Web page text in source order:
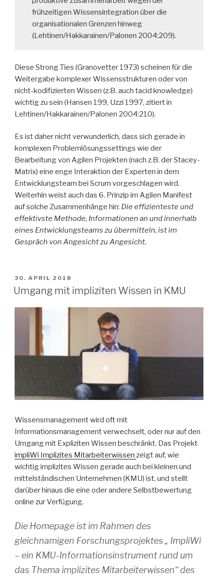
frühzeitigen Wissensintegration über die
organisationalen Grenzen hinweg
(Lehtinen/Hakkarainen/Palonen 2004:209).
Diese Strong Ties (Granovetter 1973) scheinen für die
Weitergabe komplexer Wissensstrukturen oder von
nicht-kodifizierten Wissen (z.B. auch tacid knowledge)
wichtig zu sein (Hansen 199, Uzzi 1997, zitiert in
Lehtinen/Hakkarainen/Palonen 2004:210).
Es ist daher nicht verwunderlich, dass sich gerade in
komplexen Problemlösungssettings wie der
Bearbeitung von Agilen Projekten (nach z.B. der Stacey-
Matrix) eine enge Interaktion der Experten in dem
Entwicklungsteam bei Scrum vorgeschlagen wird.
Weiterhin weist auch das 6. Prinzip im Agilen Manifest
auf solche Zusammenhänge hin: Die effizienteste und
effektivste Methode, Informationen an und innerhalb
eines Entwicklungsteams zu übermitteln, ist im
Gespräch von Angesicht zu Angesicht.
VERÖFFENTLICHT
AM
30. APRIL 2018
Umgang mit impliziten Wissen in KMU
Wissensmanagement wird oft mit
Informationsmanagement verwechselt, oder nur auf den
Umgang mit Expliziten Wissen beschränkt. Das Projekt
impliWi Implizites Mitarbeiterwissen zeigt auf, wie
wichtig implizites Wissen gerade auch bei kleinen und
mittelständischen Unternehmen (KMU) ist, und stellt
darüber hinaus die eine oder andere Selbstbewertung
online zur Verfügung.
Die Homepage ist im Rahmen des
gleichnamigen Forschungsprojektes „ ImpliWi
– ein KMU-Informationsinstrument rund um
das Thema implizites Mitarbeiterwissen“ des